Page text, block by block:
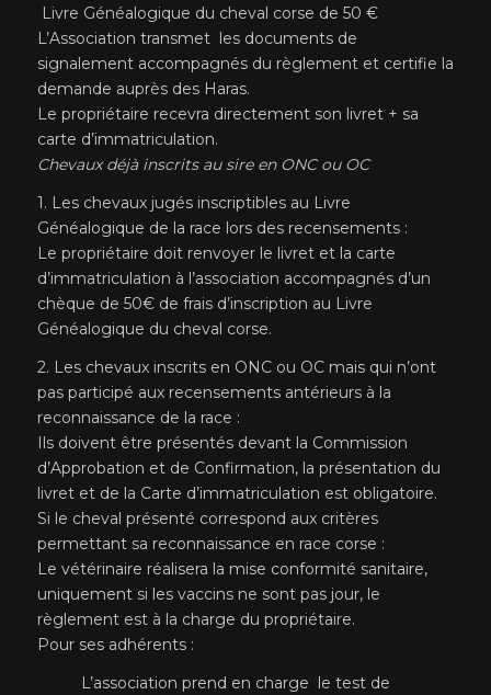
Livre Généalogique du cheval corse de 50 €
L’Association transmet les documents de
signalement accompagnés du règlement et certifie la
demande auprès des Haras.
Le propriétaire recevra directement son livret + sa
carte d’immatriculation.
Chevaux déjà inscrits au sire en ONC ou OC
1. Les chevaux jugés inscriptibles au Livre
Généalogique de la race lors des recensements :
Le propriétaire doit renvoyer le livret et la carte
d’immatriculation à l’association accompagnés d’un
chèque de 50€ de frais d’inscription au Livre
Généalogique du cheval corse.
2. Les chevaux inscrits en ONC ou OC mais qui n’ont
pas participé aux recensements antérieurs à la
reconnaissance de la race :
Ils doivent être présentés devant la Commission
d’Approbation et de Confirmation, la présentation du
livret et de la Carte d’immatriculation est obligatoire.
Si le cheval présenté correspond aux critères
permettant sa reconnaissance en race corse :
Le vétérinaire réalisera la mise conformité sanitaire,
uniquement si les vaccins ne sont pas jour, le
règlement est à la charge du propriétaire.
Pour ses adhérents :
L’association prend en charge le test de